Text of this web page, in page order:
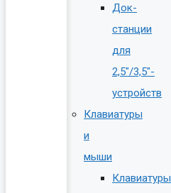
Док-
станции
для
2,5″/3,5″-
устройств
Клавиатуры
и
мыши
Клавиатуры